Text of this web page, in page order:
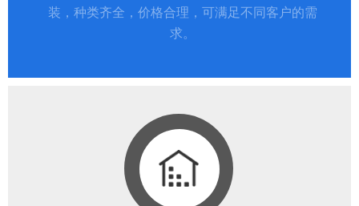
装，种类齐全，价格合理，可满足不同客户的需
求。